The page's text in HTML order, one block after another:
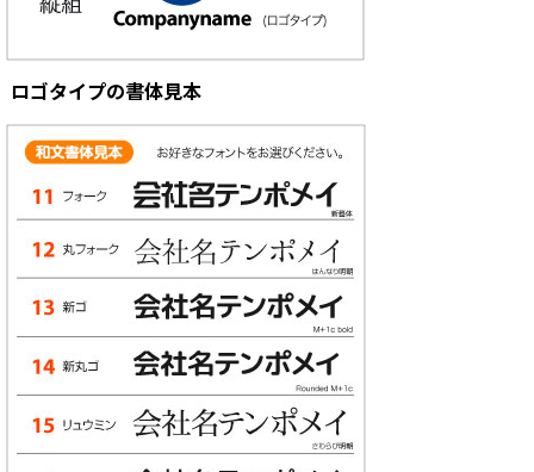
ロゴタイプの書体見本